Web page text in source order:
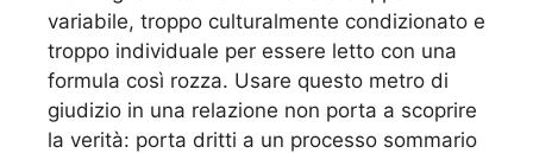
variabile, troppo culturalmente condizionato e
troppo individuale per essere letto con una
formula così rozza. Usare questo metro di
giudizio in una relazione non porta a scoprire
la verità: porta dritti a un processo sommario